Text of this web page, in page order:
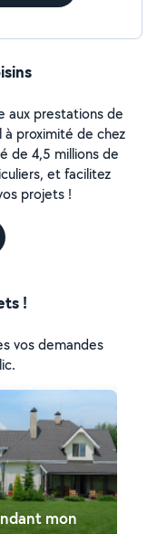
aux prestations de
proximité de chez
de 4,5 millions de
et facilitez
projets !
!
vos demandes
mon